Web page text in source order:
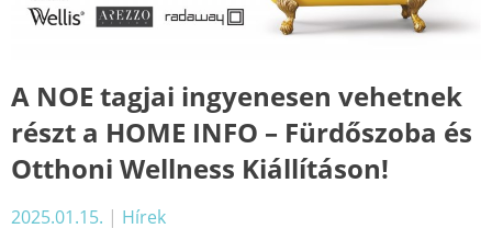
A NOE tagjai ingyenesen vehetnek
részt a HOME INFO – Fürdőszoba és
Otthoni Wellness Kiállításon!
2025.01.15. | Hírek